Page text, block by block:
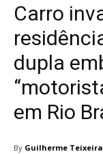
Carro
dupla
em Rio
By Guilherme Teixeira